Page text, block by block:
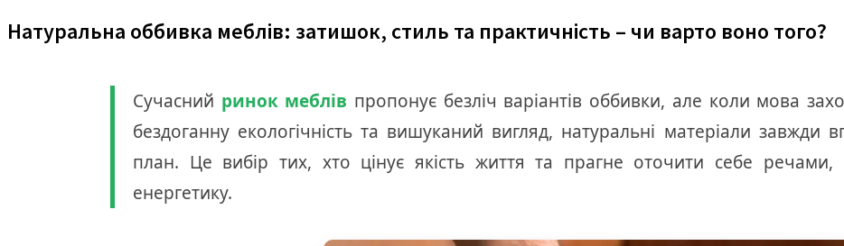
Натуральна оббивка меблів: затишок, стиль та практичність – чи варто воно того?
Сучасний ринок меблів пропонує безліч варіантів оббивки, але коли мова
бездоганну екологічність та вишуканий вигляд, натуральні матеріали
план. Це вибір тих, хто цінує якість життя та прагне оточити себе
енергетику.